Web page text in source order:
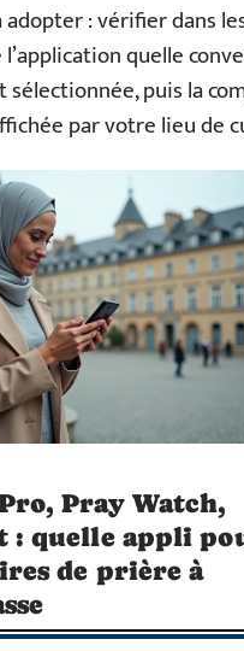
adopter : vérifier dans
quelle
sélectionnée, puis la
par votre lieu de
Pray Watch,
: quelle appli
de prière à